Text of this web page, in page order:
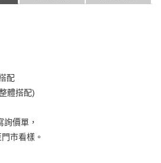
配
體搭配)
價單，
市看樣。